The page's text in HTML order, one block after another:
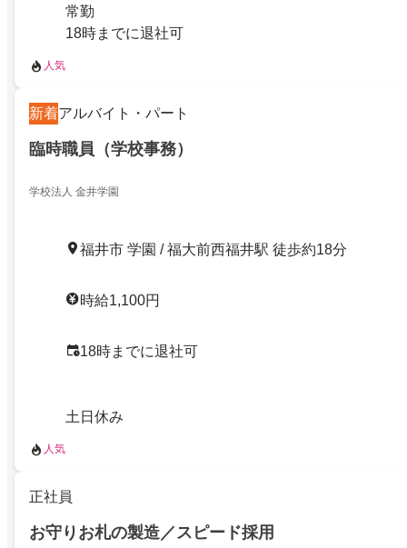
常勤
18時までに退社可
人気
新着アルバイト・パート
臨時職員（学校事務）
学校法人 金井学園
福井市 学園 / 福大前西福井駅 徒歩約18分
時給1,100円
18時までに退社可
土日休み
人気
正社員
お守りお札の製造／スピード採用